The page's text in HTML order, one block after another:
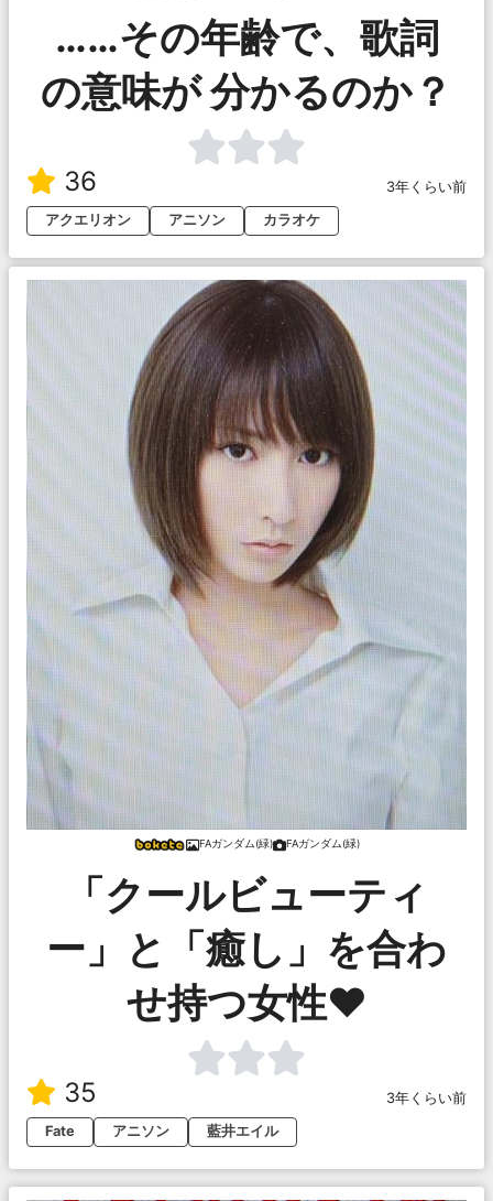
……その年齢で、歌詞
の意味が 分かるのか？
36
3年くらい前
アクエリオン
アニソン カラオケ
FAガンダム(緑) FAガンダム(緑)
「クールビューティ
ー」と「癒し」を合わ
せ持つ女性♥
35
3年くらい前
Fate
アニソン 藍井エイル